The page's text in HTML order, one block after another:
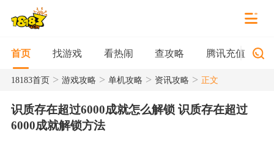
首页 找游戏 看热闹 查攻略 腾讯充值
18183首页> 游戏攻略 > 单机攻略 > 资讯攻略 > 正文
识质存在超过6000成就怎么解锁 识质存在超过
6000成就解锁方法